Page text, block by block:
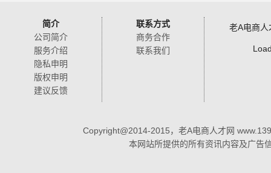
简介
公司简介
服务介绍
隐私申明
版权申明
建议反馈
联系方式
商务合作
联系我们
老A电商人
Copyright@2014-2015，老A电商人才网
本网站所提供的所有资讯内容及广告